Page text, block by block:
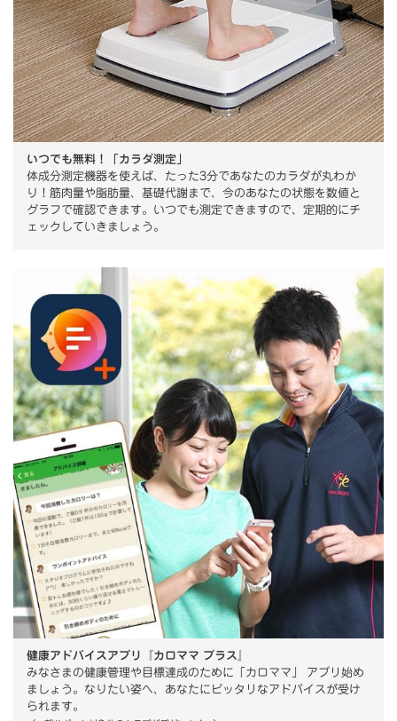
いつでも無料！「カラダ測定」
体成分測定機器を使えば、たった3分であなたのカラダが丸わか
り！筋肉量や脂肪量、基礎代謝まで、今のあなたの状態を数値と
グラフで確認できます。いつでも測定できますので、定期的にチ
ェックしていきましょう。
健康アドバイスアプリ『カロママ プラス』
みなさまの健康管理や目標達成のために「カロママ」 アプリ始め
ましょう。なりたい姿へ、あなたにピッタリなアドバイスが受け
られます。